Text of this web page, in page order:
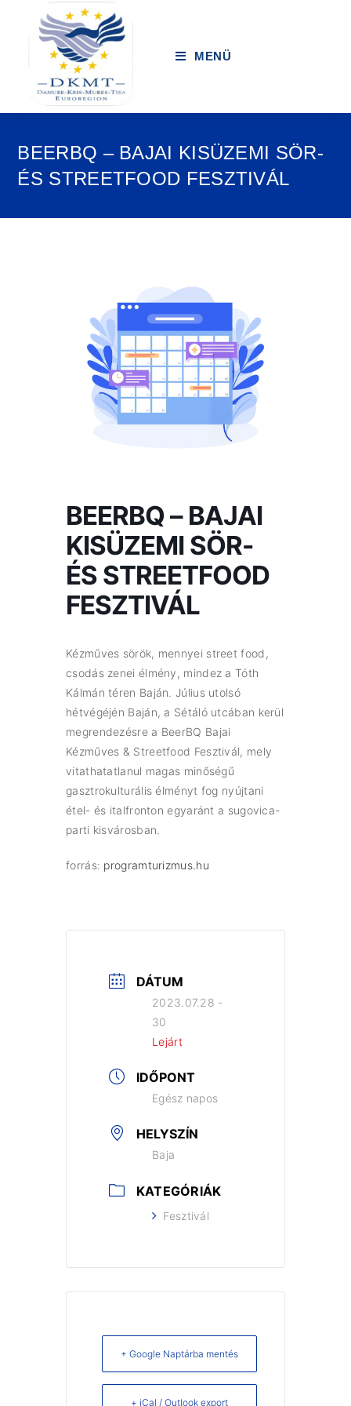
MENÜ
BEERBQ – BAJAI KISÜZEMI SÖR-
ÉS STREETFOOD FESZTIVÁL
BEERBQ – BAJAI
KISÜZEMI SÖR-
ÉS STREETFOOD
FESZTIVÁL
Kézműves sörök, mennyei street food,
csodás zenei élmény, mindez a Tóth
Kálmán téren Baján. Július utolsó
hétvégéjén Baján, a Sétáló utcában kerül
megrendezésre a BeerBQ Bajai
Kézműves & Streetfood Fesztivál, mely
vitathatatlanul magas minőségű
gasztrokulturális élményt fog nyújtani
étel- és italfronton egyaránt a sugovica-
parti kisvárosban.
forrás: programturizmus.hu
DÁTUM
2023.07.28 -
30
Lejárt
IDŐPONT
Egész napos
HELYSZÍN
Baja
KATEGÓRIÁK
Fesztivál
+ Google Naptárba mentés
+ iCal / Outlook export